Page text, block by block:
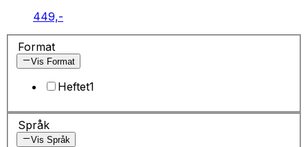
449,-
Format
Vis Format
Heftet1
Språk
Vis Språk